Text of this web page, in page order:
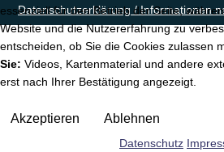
Datenschutzerklärung / Informationen
essenziell für den Betrieb der Seite,
Website und die Nutzererfahrung zu
entscheiden, ob Sie die Cookies zulassen
Sie: Videos, Kartenmaterial und andere
erst nach Ihrer Bestätigung angezeigt.
Akzeptieren Ablehnen
Datenschutz